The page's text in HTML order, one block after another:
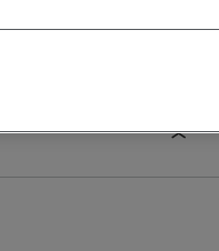
Pojazdy elektryczne